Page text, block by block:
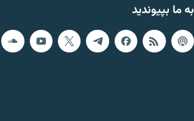
به ما بپیوندید